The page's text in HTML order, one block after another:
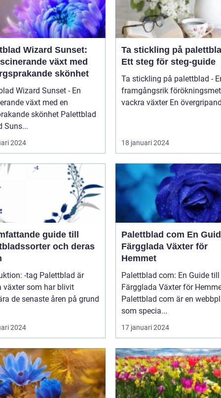
Wizard Sunset:
växt med
skönhet
Wizard Sunset - En
växt med en
skönhet Palettblad
Suns...
2024
Ta stickling på
Ett steg för steg-guide
Ta stickling på palettblad -
framgångsrik
vackra växter En
18 januari 2024
guide till
och deras
-tag Palettblad är
växter som har blivit
de senaste åren på grund
2024
Palettblad com En Guide till
Färgglada Växter för
Hemmet
Palettblad com: En Guide till
Färgglada Växter för
Palettblad com är en
som specia...
17 januari 2024